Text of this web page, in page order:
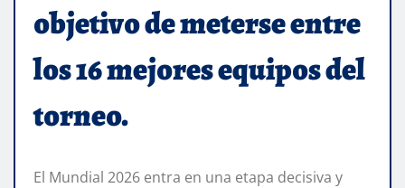
objetivo de meterse entre
los 16 mejores equipos del
torneo.
El Mundial 2026 entra en una etapa decisiva y